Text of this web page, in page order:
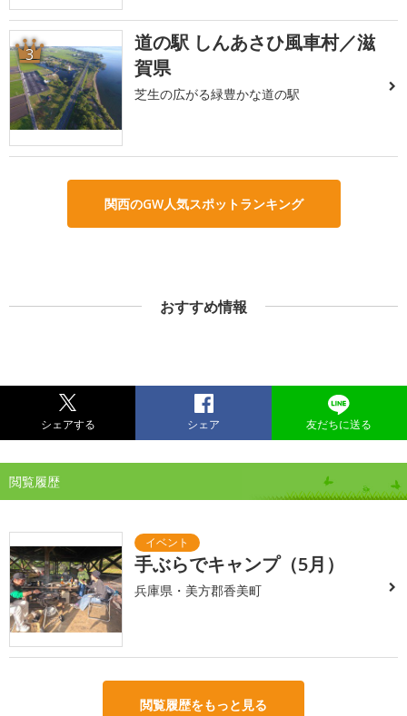
3
道の駅 しんあさひ風車村／滋
賀県
芝生の広がる緑豊かな道の駅
関西のGW人気スポットランキング
おすすめ情報
シェアする シェア 友だちに送る
閲覧履歴
手ぶらでキャンプ（5月）
兵庫県・美方郡香美町
閲覧履歴をもっと見る